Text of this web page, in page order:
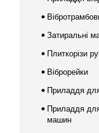
Затиральні
Плиткорізи
Віброрейки
Приладдя
Приладдя
машин